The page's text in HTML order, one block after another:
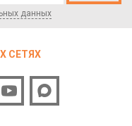
данных
СЕТЯХ